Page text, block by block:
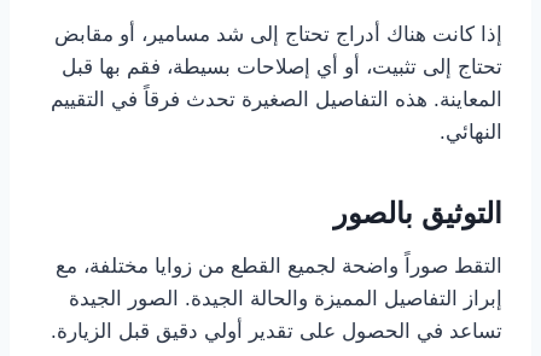
إذا كانت هناك أدراج تحتاج إلى شد مسامير، أو مقابض
تحتاج إلى تثبيت، أو أي إصلاحات بسيطة، فقم بها قبل
المعاينة. هذه التفاصيل الصغيرة تحدث فرقاً في التقييم
النهائي.
التوثيق بالصور
التقط صوراً واضحة لجميع القطع من زوايا مختلفة، مع
إبراز التفاصيل المميزة والحالة الجيدة. الصور الجيدة
تساعد في الحصول على تقدير أولي دقيق قبل الزيارة.